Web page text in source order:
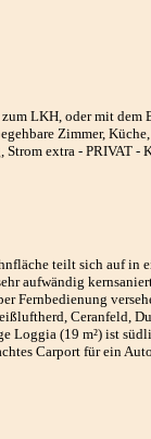
LKH, oder mit dem
Zimmer,
extra - PRIVAT -
teilt sich auf in
aufwändig
Fernbedienung
Ceranfeld,
Loggia (19 m²) ist
Carport für ein